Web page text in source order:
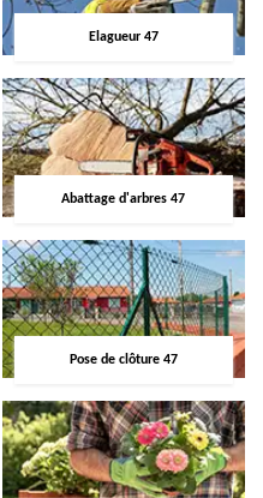
Elagueur 47
Abattage d'arbres 47
Pose de clôture 47